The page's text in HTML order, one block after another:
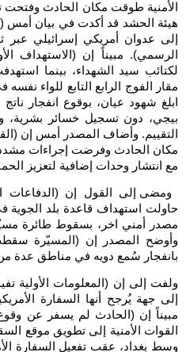
الأمنية طوقت مكان الحادث وفتحت
هيئة الحشد قد أكدت في بيان أمس
إلى عدوان أمريكي إسرائيلي عبر
لكتائب سيد الشهداء، بينما
مقار الفوج الرابع التابع للواء
ابلغ شهود عيان، بوقوع انفجار
بيجي، دون تسجيل خسائر بشرية،
التقييم. وأضاف المصدر أمس إن
مكان الحادث وفرضت إجراءات
مع انتشار وحدات إضافية لتعزيز
ومضى إلى القول إن
حاولت استهداف قاعدة بلد الجوية
مصدر أمني اخر، بسقوط طائرة
وأوضح المصدر إن (المسيّرة
بانفجار سُمع دويه في مناطق عدة
ولفت إلى إن (المعلومات الأولية
إلى جهة يُرجح أنها السفارة
مبيناً إن (الحادث لم يسفر عن
القوات الأمنية إلى تطويق موقع
وسط بغداد، عقب تفعيل السفارة